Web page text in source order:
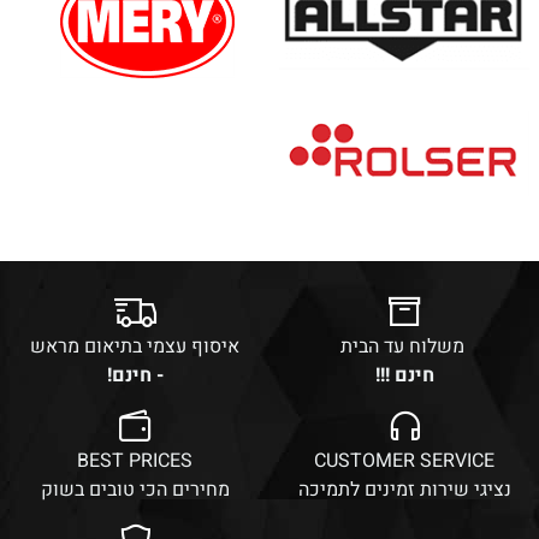
משלוח עד הבית
חינם !!!
איסוף עצמי בתיאום מראש
- חינם!
CUSTOMER SERVICE
נציגי שירות זמינים לתמיכה
BEST PRICES
מחירים הכי טובים בשוק